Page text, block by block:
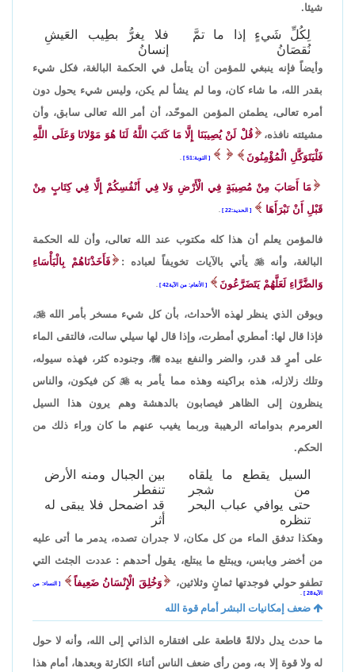
شيئا.
لِكُلِّ شَيءٍ إذا ما تمَّ
نُقصَانُ
فلا يغرُّ بطِيب العَيشِ
إنسانُ
وأيضاً فإنه ينبغي للمؤمن أن يتأمل في الحكمة البالغة، فكل شيء
بقدر الله، ما شاء كان، وما لم يشأ لم يكن، وليس شيء يحول دون
أمره تعالى، يطمئن المؤمن الموحّد، أن أمر الله تعالى سابق، وأن
مشيئته نافذه،
قُلْ لَنْ يُصِيبَنَا إِلَّا مَا كَتَبَ اللَّهُ لَنَا هُوَ مَوْلانَا وَعَلَى اللَّهِ
فَلْيَتَوَكَّلِ الْمُؤْمِنُونَ
التوبة:51
مَا أَصَابَ مِنْ مُصِيبَةٍ فِي الْأَرْضِ وَلا فِي أَنْفُسِكُمْ إِلَّا فِي كِتَابٍ مِنْ
قَبْلِ أَنْ نَبْرَأَهَا
الحديد:22
فالمؤمن يعلم أن هذا كله مكتوب عند الله تعالى، وأن لله الحكمة
البالغة، وأنه يأتي بالآيات تخويفاً لعباده :
فَأَخَذْنَاهُمْ بِالْبَأْسَاءِ
وَالضَّرَّاءِ لَعَلَّهُمْ يَتَضَرَّعُونَ
الأنعام: من الآية42
ويوقن الذي ينظر لهذه الأحداث، بأن كل شيء مسخر بأمر الله،
فإذا قال لها: أمطري أمطرت، وإذا قال لها سيلي سالت، فالتقى الماء
على أمرٍ قد قدر، والضر والنفع بيده، وجنوده كثر، فهذه سيوله،
وتلك زلازله، هذه براكينه وهذه مما يأمر بهكن فيكون، والناس
ينظرون إلى الظاهر فيصابون بالدهشة وهم يرون هذا السيل
العرمرم بدواماته الرهيبة وربما يغيب عنهم ما كان وراء ذلك من
الحكم.
السيل يقطع ما يلقاه
من شجر
بين الجبال ومنه الأرض
تنفطر
حتى يوافي عباب البحر
تنظره
قد اضمحل فلا يبقى له
أثر
وهكذا تدفق الماء من كل مكان، لا جدران تصده، يدمر ما أتى عليه
من أخضر ويابس، ويبتلع ما يبتلع، يقول أحدهم : عددت الجثث التي
تطفو حولي فوجدتها ثمانٍ وثلاثين،
وَخُلِقَ الْإِنْسَانُ ضَعِيفاً
النساء: من
الآية28
ضعف إمكانيات البشر أمام قوة الله
ما حدث يدل دلالةً قاطعة على افتقاره الذاتي إلى الله، وأنه لا حول
له ولا قوة إلا به، ومن رأى ضعف الناس أثناء الكارثة وبعدها، أمام هذا